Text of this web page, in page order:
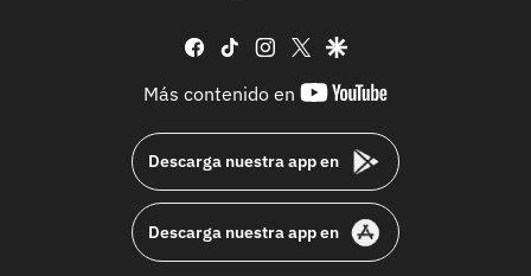
facebook
tiktok instagram
twittergoogle
Más contenido en
youtube-
Descarga nuestra app en
Descarga nuestra app en